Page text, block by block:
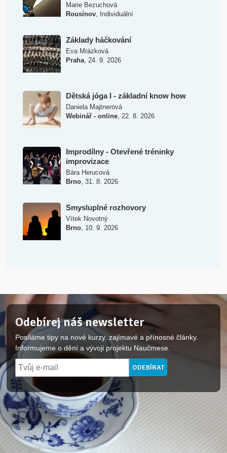
Marie Bezuchová
Rousínov, Individuální
Základy háčkování
Eva Mrázková
Praha, 24. 9. 2026
Dětská jóga I - základní know how
Daniela Majtnerová
Webinář - online, 22. 8. 2026
Improdílny - Otevřené tréninky
improvizace
Bára Herucová
Brno, 31. 8. 2026
Smysluplné rozhovory
Vítek Novotný
Brno, 10. 9. 2026
Odebírej náš newsletter
Posíláme tipy na nové kurzy, zajímavé a přínosné články.
Informujeme o dění a vývoji projektu Naučmese.